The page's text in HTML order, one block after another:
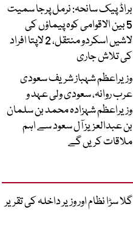
براڈ پیک سانحہ: نرمل پرجا سمیت
5 بین الاقوامی کوہ پیماؤں کی
لاشیں اسکردو منتقل، 2 لاپتا افراد
کی تلاش جاری
وزیراعظم شہباز شریف سعودی
عرب روانہ، سعودی ولی عہد و
وزیراعظم شہزادہ محمد بن سلمان
بن عبدالعزیز آل سعود سے اہم
ملاقات کریں گے
گلا سڑا نظام اور وزیر داخلہ کی تقریر